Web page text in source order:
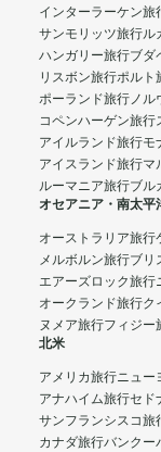
インターラーケン旅
サンモリッツ旅行ル
ハンガリー旅行ブダ
リスボン旅行ポルト
ポーランド旅行ノル
コペンハーゲン旅行
アイルランド旅行モ
アイスランド旅行マ
ルーマニア旅行ブル
オセアニア・南太平
オーストラリア旅行
メルボルン旅行ブリ
エアーズロック旅行
オークランド旅行ク
ヌメア旅行フィジー
北米
アメリカ旅行ニュー
アナハイム旅行セド
サンフランシスコ旅
カナダ旅行バンクー